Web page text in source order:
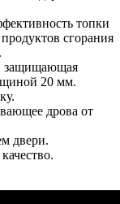
топки
сгорания
защищающая
20 мм.
дрова от
двери.